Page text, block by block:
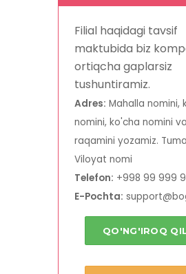
Filial haqidagi tavsif
maktubida biz
ortiqcha gaplarsiz
tushuntiramiz.
Adres: Mahalla nomini,
nomini, ko'cha nomini
raqamini yozamiz.
Viloyat nomi
Telefon: +998 99 999
E-Pochta:
QO'NG'IROQ